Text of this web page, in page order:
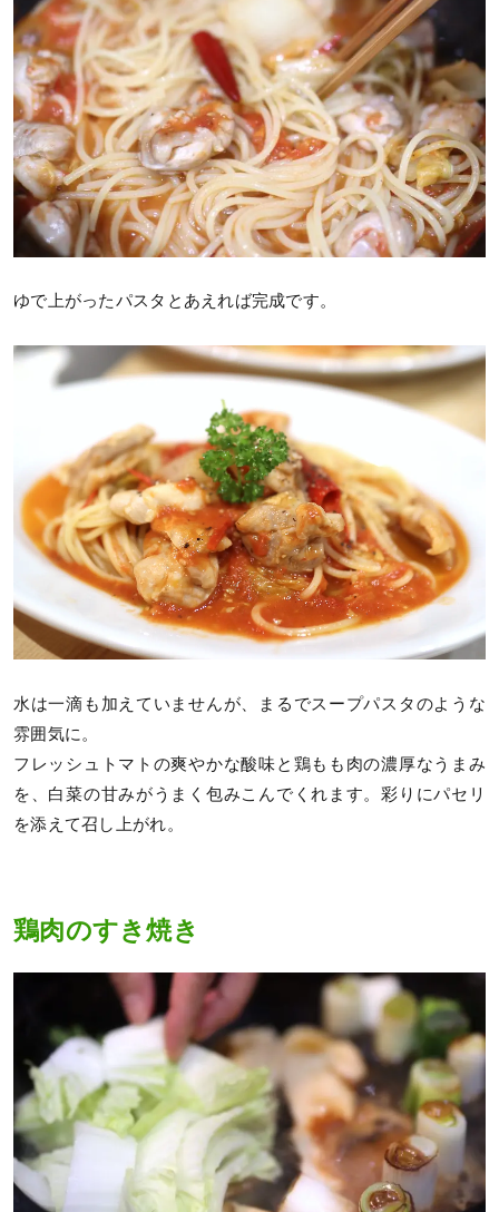
ゆで上がったパスタとあえれば完成です。
水は一滴も加えていませんが、まるでスープパスタのような
雰囲気に。
フレッシュトマトの爽やかな酸味と鶏もも肉の濃厚なうまみ
を、白菜の甘みがうまく包みこんでくれます。彩りにパセリ
を添えて召し上がれ。
鶏肉のすき焼き